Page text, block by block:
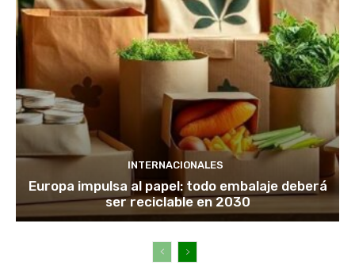
INTERNACIONALES
Europa impulsa al papel: todo embalaje deberá
ser reciclable en 2030